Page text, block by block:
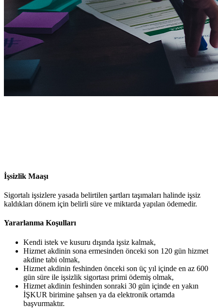
İşsizlik Maaşı
Sigortalı işsizlere yasada belirtilen şartları taşımaları halinde işsiz
kaldıkları dönem için belirli süre ve miktarda yapılan ödemedir.
Yararlanma Koşulları
Kendi istek ve kusuru dışında işsiz kalmak,
Hizmet akdinin sona ermesinden önceki son 120 gün hizmet
akdine tabi olmak,
Hizmet akdinin feshinden önceki son üç yıl içinde en az 600
gün süre ile işsizlik sigortası primi ödemiş olmak,
Hizmet akdinin feshinden sonraki 30 gün içinde en yakın
İŞKUR birimine şahsen ya da elektronik ortamda
başvurmaktır.